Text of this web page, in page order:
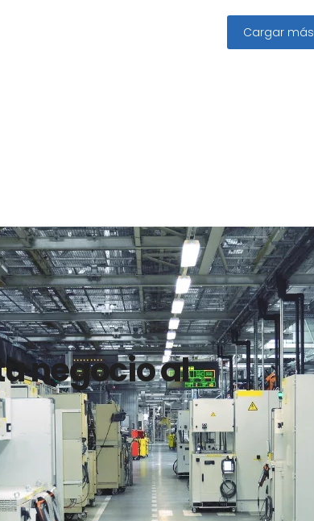
Cargar más
negocio al